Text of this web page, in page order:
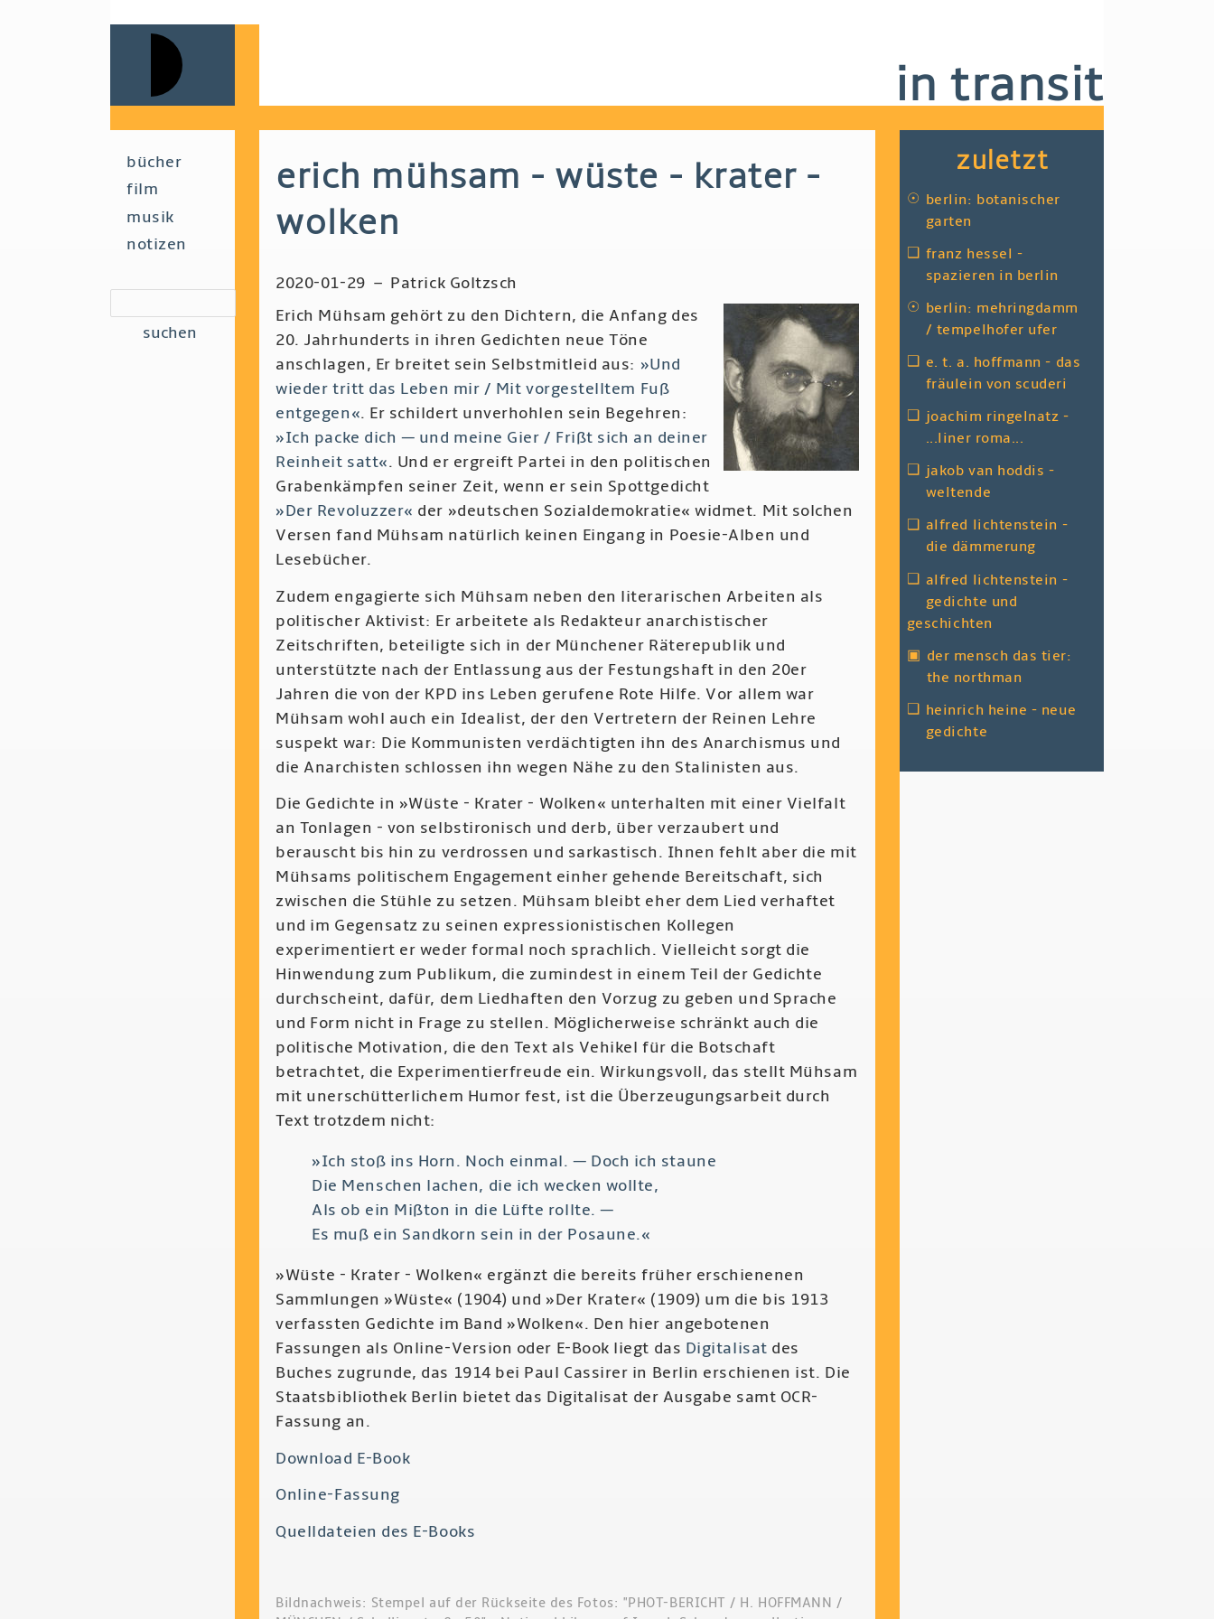
in transit
erich mühsam - wüste - krater -
wolken
2020-01-29 – Patrick Goltzsch
Erich Mühsam gehört zu den Dichtern, die Anfang des
20. Jahrhunderts in ihren Gedichten neue Töne
anschlagen, Er breitet sein Selbstmitleid aus: »Und
wieder tritt das Leben mir / Mit vorgestelltem Fuß
entgegen«. Er schildert unverhohlen sein Begehren:
»Ich packe dich — und meine Gier / Frißt sich an deiner
Reinheit satt«. Und er ergreift Partei in den politischen
Grabenkämpfen seiner Zeit, wenn er sein Spottgedicht
»Der Revoluzzer« der »deutschen Sozialdemokratie« widmet. Mit solchen
Versen fand Mühsam natürlich keinen Eingang in Poesie-Alben und
Lesebücher.
Zudem engagierte sich Mühsam neben den literarischen Arbeiten als
politischer Aktivist: Er arbeitete als Redakteur anarchistischer
Zeitschriften, beteiligte sich in der Münchener Räterepublik und
unterstützte nach der Entlassung aus der Festungshaft in den 20er
Jahren die von der KPD ins Leben gerufene Rote Hilfe. Vor allem war
Mühsam wohl auch ein Idealist, der den Vertretern der Reinen Lehre
suspekt war: Die Kommunisten verdächtigten ihn des Anarchismus und
die Anarchisten schlossen ihn wegen Nähe zu den Stalinisten aus.
Die Gedichte in »Wüste - Krater - Wolken« unterhalten mit einer Vielfalt
an Tonlagen - von selbstironisch und derb, über verzaubert und
berauscht bis hin zu verdrossen und sarkastisch. Ihnen fehlt aber die mit
Mühsams politischem Engagement einher gehende Bereitschaft, sich
zwischen die Stühle zu setzen. Mühsam bleibt eher dem Lied verhaftet
und im Gegensatz zu seinen expressionistischen Kollegen
experimentiert er weder formal noch sprachlich. Vielleicht sorgt die
Hinwendung zum Publikum, die zumindest in einem Teil der Gedichte
durchscheint, dafür, dem Liedhaften den Vorzug zu geben und Sprache
und Form nicht in Frage zu stellen. Möglicherweise schränkt auch die
politische Motivation, die den Text als Vehikel für die Botschaft
betrachtet, die Experimentierfreude ein. Wirkungsvoll, das stellt Mühsam
mit unerschütterlichem Humor fest, ist die Überzeugungsarbeit durch
Text trotzdem nicht:
»Ich stoß ins Horn. Noch einmal. — Doch ich staune
Die Menschen lachen, die ich wecken wollte,
Als ob ein Mißton in die Lüfte rollte. —
Es muß ein Sandkorn sein in der Posaune.«
»Wüste - Krater - Wolken« ergänzt die bereits früher erschienenen
Sammlungen »Wüste« (1904) und »Der Krater« (1909) um die bis 1913
verfassten Gedichte im Band »Wolken«. Den hier angebotenen
Fassungen als Online-Version oder E-Book liegt das Digitalisat des
Buches zugrunde, das 1914 bei Paul Cassirer in Berlin erschienen ist. Die
Staatsbibliothek Berlin bietet das Digitalisat der Ausgabe samt OCR-
Fassung an.
Download E-Book
Online-Fassung
Quelldateien des E-Books
Bildnachweis: Stempel auf der Rückseite des Fotos: "PHOT-BERICHT / H. HOFFMANN /
Main
navigation
bücher
film
musik
notizen
zuletzt
☉ berlin: botanischer
garten
❑ franz hessel -
spazieren in berlin
☉ berlin: mehringdamm
/ tempelhofer ufer
❑ e. t. a. hoffmann - das
fräulein von scuderi
❑ joachim ringelnatz -
...liner roma...
❑ jakob van hoddis -
weltende
❑ alfred lichtenstein -
die dämmerung
❑ alfred lichtenstein -
gedichte und
geschichten
▣ der mensch das tier:
the northman
❑ heinrich heine - neue
gedichte